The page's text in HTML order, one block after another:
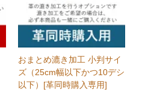
おまとめ漉き加工 小判サイ
ズ（25cm幅以下かつ10デシ
以下）[革同時購入専用]